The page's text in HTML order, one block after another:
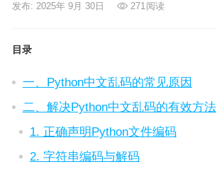
发布: 2025年 9月 30日 271阅读
目录
一、Python中文乱码的常见原因
二、解决Python中文乱码的有效方法
1. 正确声明Python文件编码
2. 字符串编码与解码